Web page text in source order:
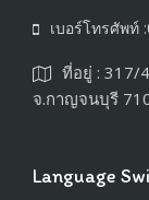
เบอร์โทรศัพท์
ที่อยู่ : 317/
จ.กาญจนบุรี
Language